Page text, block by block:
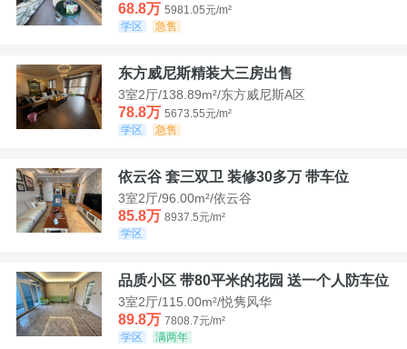
68.8万 5981.05元/m²
学区
急售
东方威尼斯精装大三房出售
3室2厅/138.89m²/东方威尼斯A区
78.8万 5673.55元/m²
学区
急售
依云谷 套三双卫 装修30多万 带车位
3室2厅/96.00m²/依云谷
85.8万 8937.5元/m²
学区
品质小区 带80平米的花园 送一个人防车位
3室2厅/115.00m²/悦隽风华
89.8万 7808.7元/m²
学区
满两年